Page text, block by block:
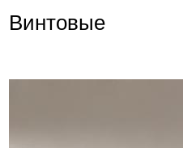
Винтовые